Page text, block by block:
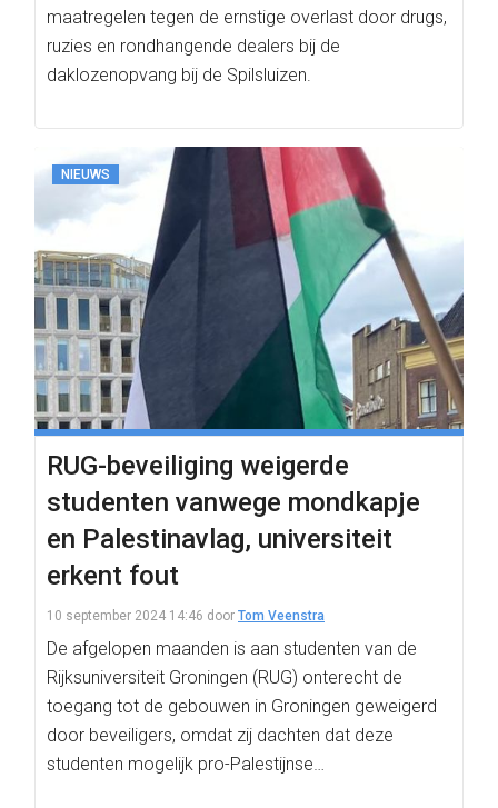
maatregelen tegen de ernstige overlast door drugs,
ruzies en rondhangende dealers bij de
daklozenopvang bij de Spilsluizen.
NIEUWS
RUG-beveiliging weigerde
studenten vanwege mondkapje
en Palestinavlag, universiteit
erkent fout
10 september 2024 14:46 door Tom Veenstra
De afgelopen maanden is aan studenten van de
Rijksuniversiteit Groningen (RUG) onterecht de
toegang tot de gebouwen in Groningen geweigerd
door beveiligers, omdat zij dachten dat deze
studenten mogelijk pro-Palestijnse…